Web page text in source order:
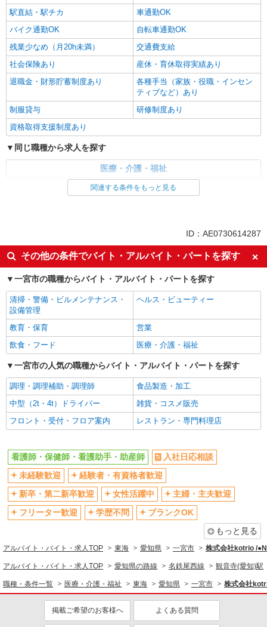
駅直結・駅チカ
車通勤OK
バイク通勤OK
自転車通勤OK
残業少なめ（月20h未満）
交通費支給
社会保険あり
産休・育休取得実績あり
退職金・財形貯蓄制度あり
各種手当（家族・役職・インセン
ティブなど）あり
制服貸与
研修制度あり
資格取得支援制度あり
同じ職種から求人を探す
医療・介護・福祉
看護師・保健師・看護助手・助産師
ボーナス・賞与あり
車通勤OK
交通費支給
社会保険あり
産休・育休取得実績あり
関連する条件をもっと見る
ID：AE0730614287
その他の条件でバイト・アルバイト・パートを探す
一宮市の職種からバイト・アルバイト・パートを探す
清掃・警備・ビルメンテナンス・
設備管理
ヘルス・ビューティー
教育・保育
営業
飲食・フード
医療・介護・福祉
一宮市の人気の職種からバイト・アルバイト・パートを探す
調理・調理補助・調理師
食品製造・加工
中型（2t・4t）ドライバー
雑貨・コスメ販売
フロント・受付・フロア案内
レストラン・専門料理店
看護師・保健師・看護助手・助産師
入社日応相談
未経験歓迎
経験者・有資格者歓迎
新卒・第二新卒歓迎
女性活躍中
主婦・主夫歓迎
フリーター歓迎
学歴不問
ブランクOK
もっと見る
アルバイト・バイト・求人TOP 東海 愛知県 一宮市 株式会社kotrio /
アルバイト・バイト・求人TOP 愛知県の路線 名鉄尾西線 観音寺(愛知)駅
職種・条件一覧 医療・介護・福祉 東海 愛知県 一宮市 株式会社
掲載ご希望のお客様へ よくある質問